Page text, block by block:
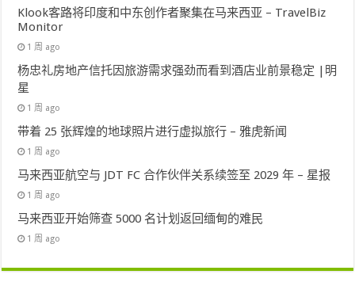
Klook客路将印度和中东创作者聚集在马来西亚 – TravelBiz
Monitor
1 周 ago
杨忠礼房地产信托因旅游需求强劲而看到酒店业前景稳定 |明
星
1 周 ago
带着 25 张辉煌的地球照片进行虚拟旅行 – 雅虎新闻
1 周 ago
马来西亚航空与 JDT FC 合作伙伴关系续签至 2029 年 – 星报
1 周 ago
马来西亚开始筛查 5000 名计划返回缅甸的难民
1 周 ago